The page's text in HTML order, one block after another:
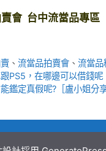
會 台中流當品專區
、流當品拍賣會 、流當品
PS5，在哪邊可以借錢呢
鑑定真假呢?［盧小姐分享